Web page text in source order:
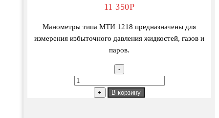
11 350Р
Манометры типа МТИ 1218 предназначены для
измерения избыточного давления жидкостей, газов и
паров.
-
Количество
+ В корзину